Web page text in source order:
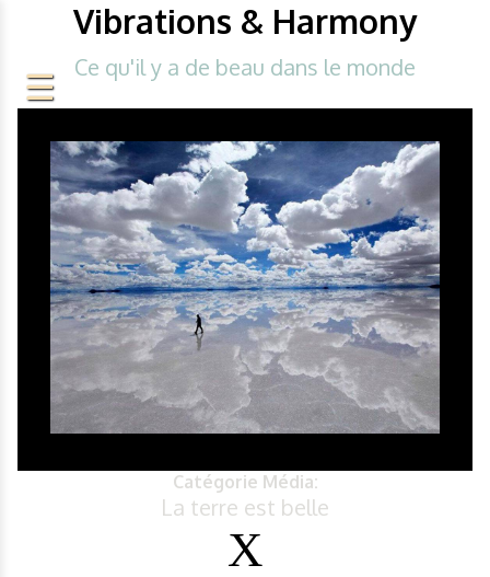
Vibrations & Harmony
Ce qu'il y a de beau dans le monde
Catégorie Média:
La terre est belle